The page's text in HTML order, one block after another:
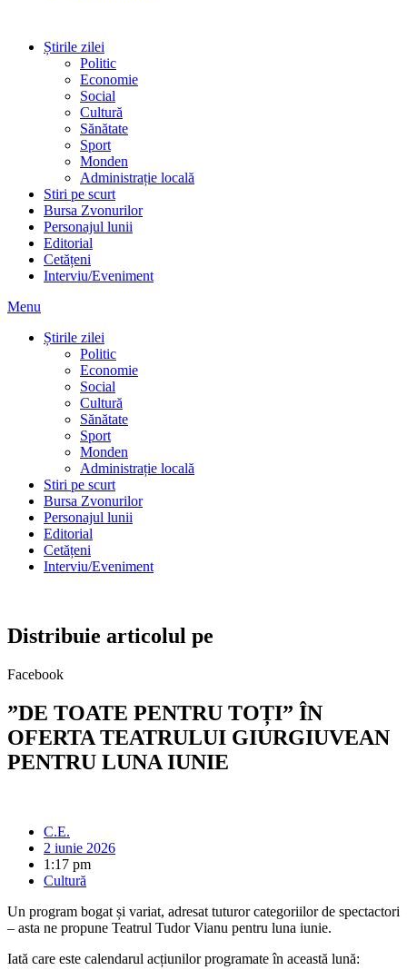
Știrile zilei
Politic
Economie
Social
Cultură
Sănătate
Sport
Monden
Administrație locală
Stiri pe scurt
Bursa Zvonurilor
Personajul lunii
Editorial
Cetățeni
Interviu/Eveniment
Menu
Știrile zilei
Politic
Economie
Social
Cultură
Sănătate
Sport
Monden
Administrație locală
Stiri pe scurt
Bursa Zvonurilor
Personajul lunii
Editorial
Cetățeni
Interviu/Eveniment
Distribuie articolul pe
Facebook
”DE TOATE PENTRU TOȚI” ÎN
OFERTA TEATRULUI GIURGIUVEAN
PENTRU LUNA IUNIE
C.E.
2 iunie 2026
1:17 pm
Cultură
Un program bogat și variat, adresat tuturor categoriilor de spectactori
– asta ne propune Teatrul Tudor Vianu pentru luna iunie.
Iată care este calendarul acțiunilor programate în această lună: